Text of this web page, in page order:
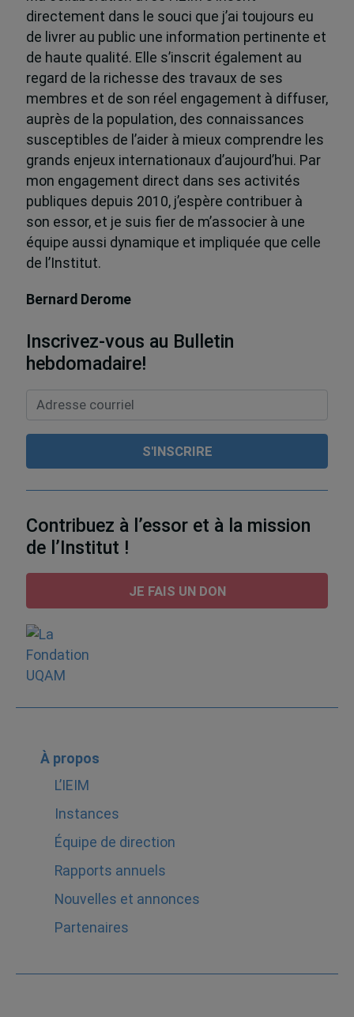
directement dans le souci que j’ai toujours eu
de livrer au public une information pertinente et
de haute qualité. Elle s’inscrit également au
regard de la richesse des travaux de ses
membres et de son réel engagement à diffuser,
auprès de la population, des connaissances
susceptibles de l’aider à mieux comprendre les
grands enjeux internationaux d’aujourd’hui. Par
mon engagement direct dans ses activités
publiques depuis 2010, j’espère contribuer à
son essor, et je suis fier de m’associer à une
équipe aussi dynamique et impliquée que celle
de l’Institut.
Bernard Derome
Inscrivez-vous au Bulletin
hebdomadaire!
Contribuez à l’essor et à la mission
de l’Institut !
JE FAIS UN DON
À propos
L’IEIM
Instances
Équipe de direction
Rapports annuels
Nouvelles et annonces
Partenaires